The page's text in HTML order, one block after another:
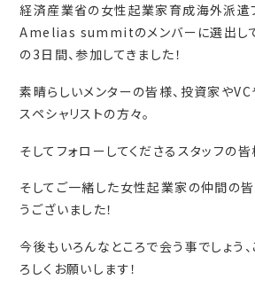
Emmagination
茨城県日立市多賀町1-12-24 鈴木第三
050-3188-
経済産業省の女性起業家育成海外派遣
Amelias summitのメンバーに選出し
の3日間、参加してきました！
素晴らしいメンターの皆様、投資家やVC
スペシャリストの方々。
そしてフォローしてくださるスタッフの皆
そしてご一緒した女性起業家の仲間の
うございました！
今後もいろんなところで会う事でしょう
ろしくお願いします！